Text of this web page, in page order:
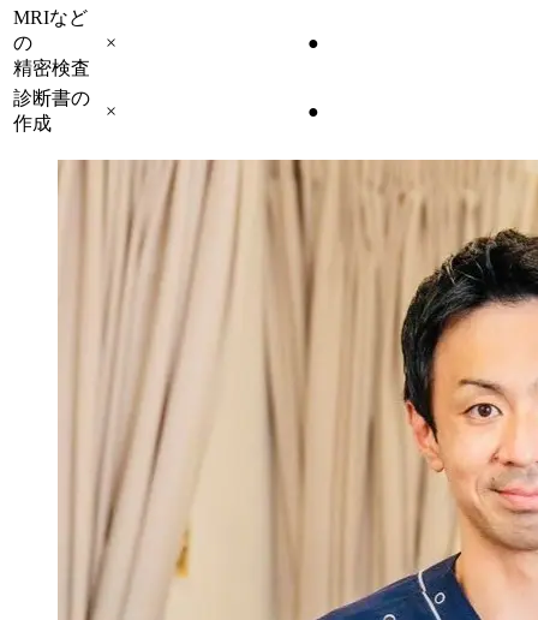
MRIなど
の
精密検査
× ●
診断書の
作成
× ●